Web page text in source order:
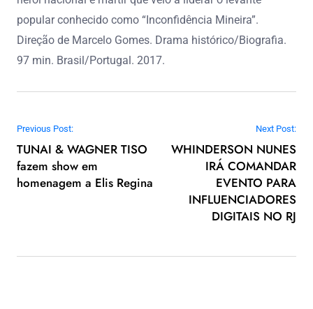
popular conhecido como “Inconfidência Mineira”.
Direção de Marcelo Gomes. Drama histórico/Biografia.
97 min. Brasil/Portugal. 2017.
Navegação de Post
Previous Post:
TUNAI & WAGNER TISO
fazem show em
homenagem a Elis Regina
Next Post:
WHINDERSON NUNES
IRÁ COMANDAR
EVENTO PARA
INFLUENCIADORES
DIGITAIS NO RJ